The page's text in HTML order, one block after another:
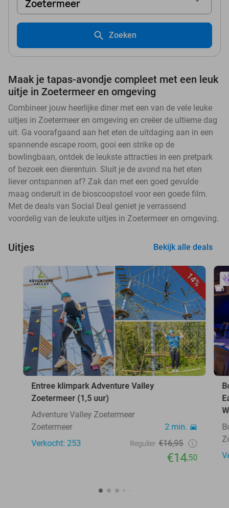
Zoetermeer
Zoeken
Maak je tapas-avondje compleet met een leuk
uitje in Zoetermeer en omgeving
Combineer jouw heerlijke diner met een van de vele leuke
uitjes in Zoetermeer en omgeving en creëer de ultieme dag
uit. Ga voorafgaand aan het eten de uitdaging aan in een
spannende escape room, gooi een strike op de
bowlingbaan, ontdek de leukste attracties in een pretpark
of bezoek een dierentuin. Sluit je de avond na het eten
liever ontspannen af? Zak dan met een goed gevulde
maag onderuit in de bioscoopstoel voor een goede film.
Met de deals van Social Deal geniet je verrassend
voordelig van de leukste uitjes in Zoetermeer en omgeving.
Uitjes Bekijk alle deals
14%
Entree klimpark Adventure Valley
Zoetermeer (1,5 uur)
Adventure Valley Zoetermeer
Zoetermeer
2 min.
Verkocht: 253
Regulier €16,95
€14,50